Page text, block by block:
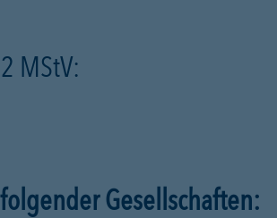
MStV:
Gesellschaften: